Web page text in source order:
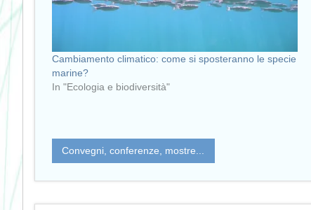
Cambiamento climatico: come si sposteranno le specie
marine?
In "Ecologia e biodiversità"
Convegni, conferenze, mostre...